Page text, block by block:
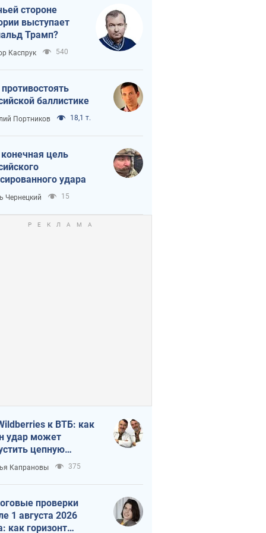
стороне
выступает
Трамп?
Каспрук 540
баллистике
Портников 18,1 т.
цель
удара
Чернецкий 15
к ВТБ: как
удар может
цепную
в России
Капрановы 375
проверки
1 августа 2026
как горизонт